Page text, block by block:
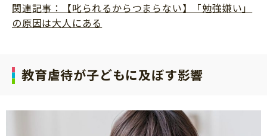
関連記事：【叱られるからつまらない】「勉強嫌い」
の原因は大人にある
教育虐待が子どもに及ぼす影響